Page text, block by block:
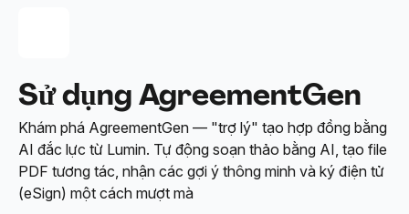
Sử dụng AgreementGen
Khám phá AgreementGen — "trợ lý" tạo hợp đồng bằng
AI đắc lực từ Lumin. Tự động soạn thảo bằng AI, tạo file
PDF tương tác, nhận các gợi ý thông minh và ký điện tử
(eSign) một cách mượt mà